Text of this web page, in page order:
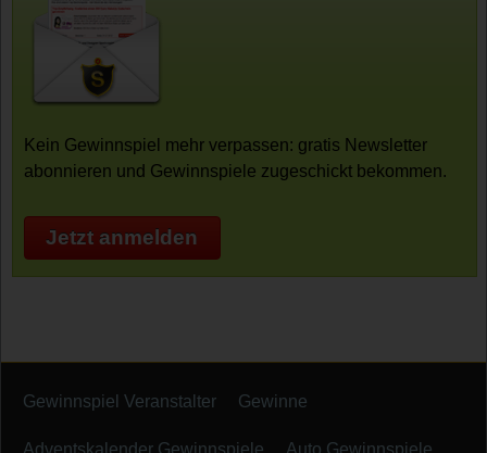
Kein Gewinnspiel mehr verpassen: gratis Newsletter
abonnieren und Gewinnspiele zugeschickt bekommen.
Jetzt anmelden
Gewinnspiel Veranstalter Gewinne
Adventskalender Gewinnspiele Auto Gewinnspiele